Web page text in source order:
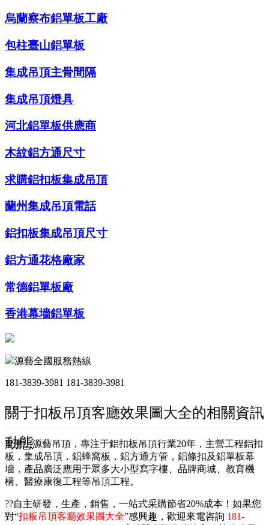
烏蘭察布鋁單板工廠
包柱臺山鋁單板
集成吊頂主骨間隔
集成吊頂燈具
河北鋁單板供應商
木紋鋁方通尺寸
求購鋁扣板集成吊頂
蘭州集成吊頂電話
鋁扣板集成吊頂尺寸
鋁方通花格廠家
常德鋁單板廠
香港幕墻鋁單板
源藝全國服務熱線
181-3839-3981 181-3839-3981
關于扣板吊頂客廳效果圖大全的相關資訊
動態
??佛山源藝吊頂，專注于鋁扣板吊頂行業20年，主營工程鋁扣
板，集成吊頂，鋁蜂窩板，鋁方通方管，鋁條扣及鋁單板幕
墻，產品廣泛應用于眾多大小型寫字樓、品牌商城、教育機
構、醫療康復工程等吊頂工程。
??自主研發，生產，銷售，一站式采購節省20%成本！如果您
對“扣板吊頂客廳效果圖大全”感興趣，歡迎來電咨詢 181-